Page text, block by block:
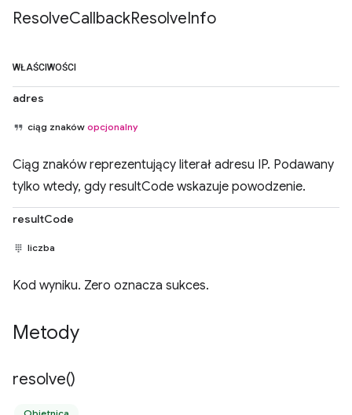
ResolveCallbackResolveInfo
WŁAŚCIWOŚCI
adres
ciąg znaków opcjonalny
Ciąg znaków reprezentujący literał adresu IP. Podawany
tylko wtedy, gdy resultCode wskazuje powodzenie.
resultCode
liczba
Kod wyniku. Zero oznacza sukces.
Metody
resolve()